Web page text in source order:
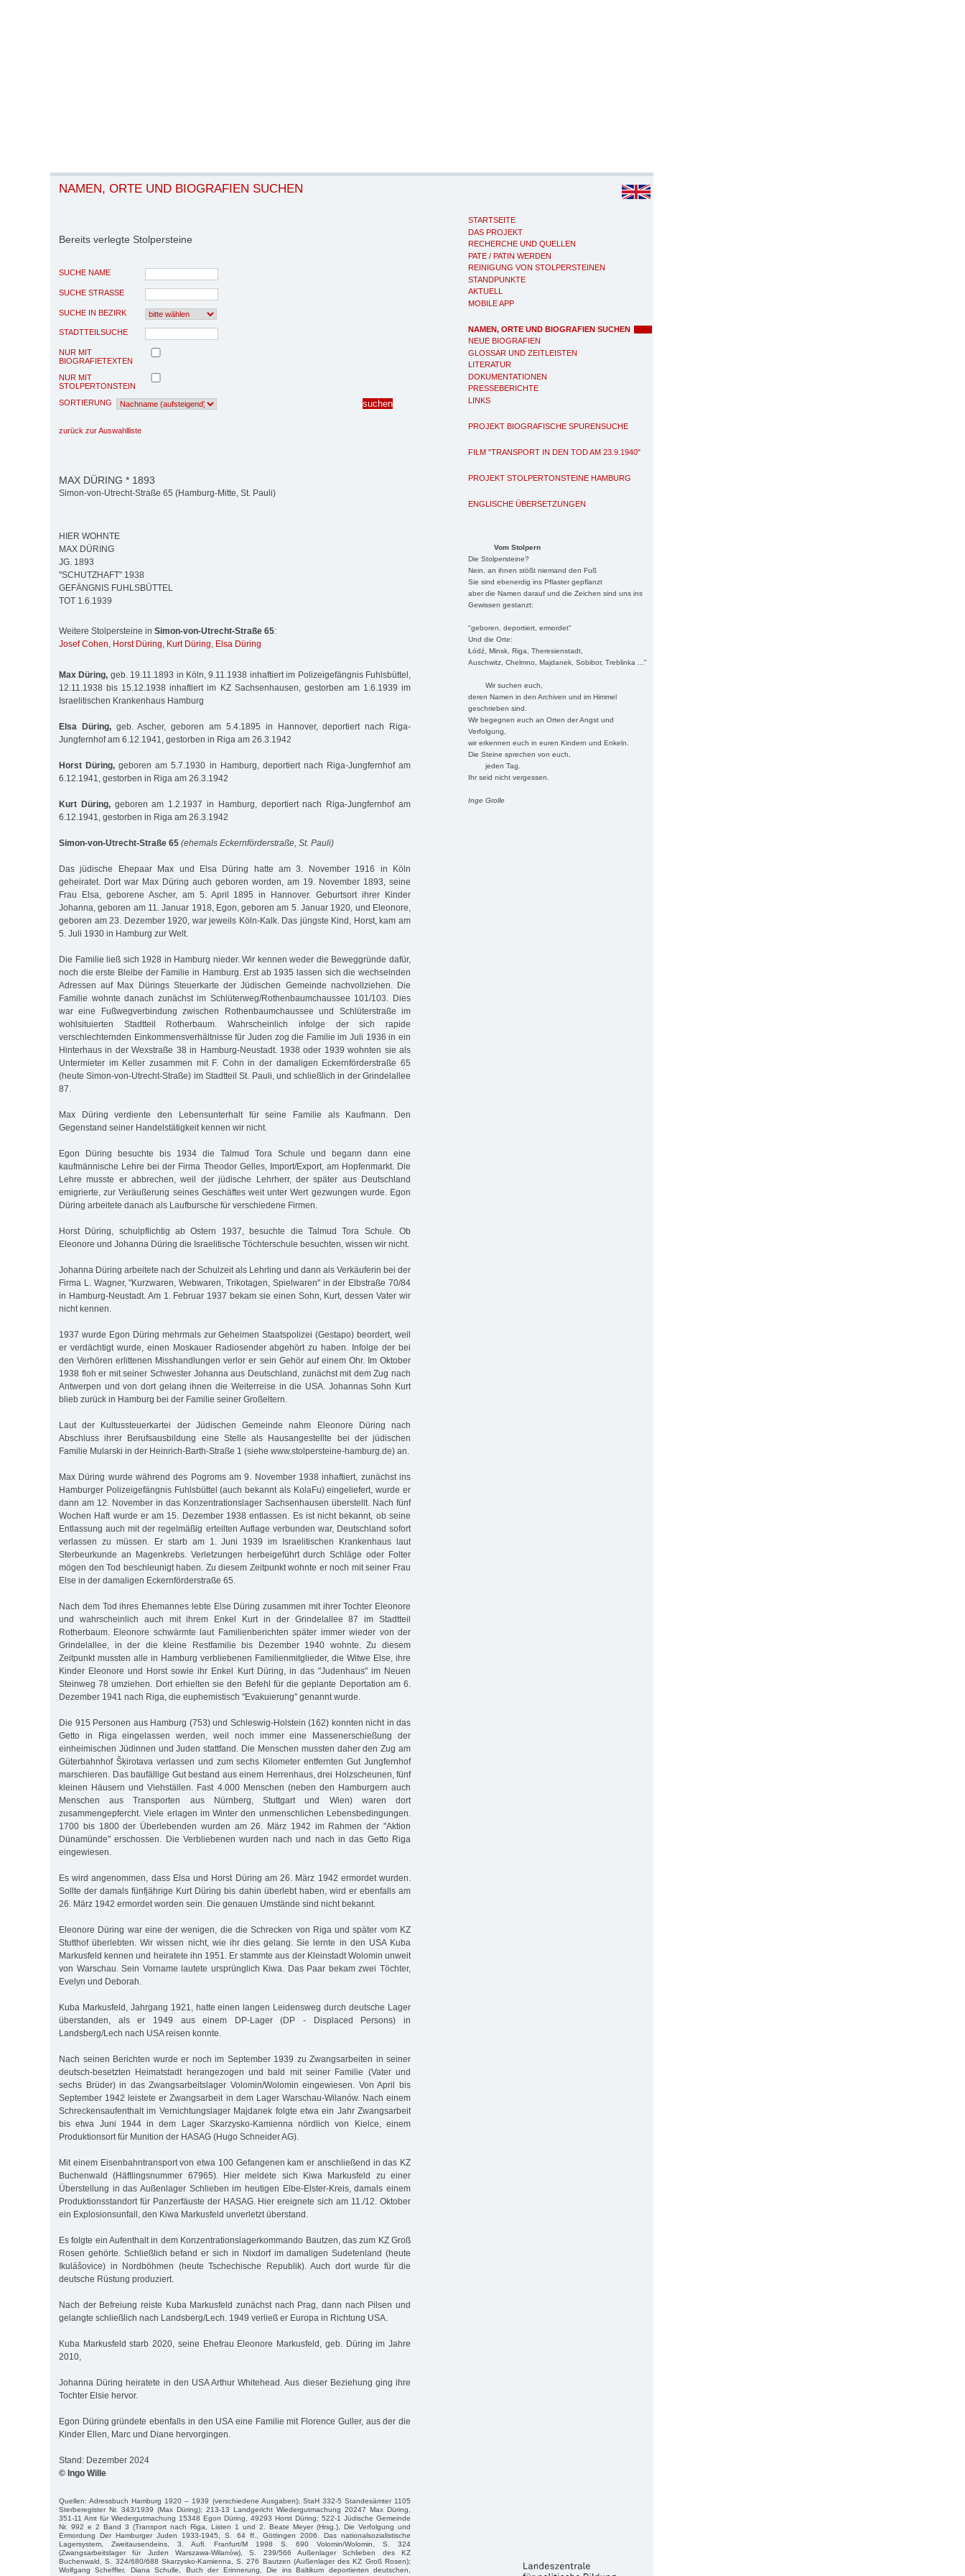
STARTSEITE
DAS PROJEKT
RECHERCHE UND QUELLEN
PATE / PATIN WERDEN
REINIGUNG VON STOLPERSTEINEN
STANDPUNKTE
AKTUELL
MOBILE APP
NAMEN, ORTE UND BIOGRAFIEN SUCHEN
NEUE BIOGRAFIEN
GLOSSAR UND ZEITLEISTEN
LITERATUR
DOKUMENTATIONEN
PRESSEBERICHTE
LINKS
PROJEKT BIOGRAFISCHE SPURENSUCHE
FILM "TRANSPORT IN DEN TOD AM 23.9.1940"
PROJEKT STOLPERTONSTEINE HAMBURG
ENGLISCHE ÜBERSETZUNGEN
Vom Stolpern
Die Stolpersteine?
Nein, an ihnen stößt niemand den Fuß
Sie sind ebenerdig ins Pflaster gepflanzt
aber die Namen darauf und die Zeichen sind uns ins
Gewissen gestanzt:
"geboren, deportiert, ermordet"
Und die Orte:
Łódź, Minsk, Riga, Theresienstadt,
Auschwitz, Chelmno, Majdanek, Sobibor, Treblinka ..."
Wir suchen euch,
deren Namen in den Archiven und im Himmel
geschrieben sind.
Wir begegnen euch an Orten der Angst und
Verfolgung,
wir erkennen euch in euren Kindern und Enkeln.
Die Steine sprechen von euch,
jeden Tag.
Ihr seid nicht vergessen.
Inge Grolle
NAMEN, ORTE UND BIOGRAFIEN SUCHEN
Bereits verlegte Stolpersteine
SUCHE NAME
SUCHE STRASSE
SUCHE IN BEZIRK
STADTTEILSUCHE
NUR MIT
BIOGRAFIETEXTEN
NUR MIT
STOLPERTONSTEIN
SORTIERUNG
zurück zur Auswahlliste
MAX DÜRING * 1893
Simon-von-Utrecht-Straße 65 (Hamburg-Mitte, St. Pauli)
HIER WOHNTE
MAX DÜRING
JG. 1893
"SCHUTZHAFT" 1938
GEFÄNGNIS FUHLSBÜTTEL
TOT 1.6.1939
Weitere Stolpersteine in Simon-von-Utrecht-Straße 65:
Josef Cohen, Horst Düring, Kurt Düring, Elsa Düring
Max Düring, geb. 19.11.1893 in Köln, 9.11.1938 inhaftiert im Polizeigefängnis Fuhlsbüttel,
12.11.1938 bis 15.12.1938 inhaftiert im KZ Sachsenhausen, gestorben am 1.6.1939 im
Israelitischen Krankenhaus Hamburg
Elsa Düring,geb. Ascher, geboren am 5.4.1895 in Hannover, deportiert nach Riga-
Jungfernhof am 6.12.1941, gestorben in Riga am 26.3.1942
Horst Düring, geboren am 5.7.1930 in Hamburg, deportiert nach Riga-Jungfernhof am
6.12.1941, gestorben in Riga am 26.3.1942
Kurt Düring,geboren am 1.2.1937 in Hamburg, deportiert nach Riga-Jungfernhof am
6.12.1941, gestorben in Riga am 26.3.1942
Simon-von-Utrecht-Straße 65 (ehemals Eckernförderstraße, St. Pauli)
Das jüdische Ehepaar Max und Elsa Düring hatte am 3. November 1916 in Köln
geheiratet. Dort war Max Düring auch geboren worden, am 19. November 1893, seine
Frau Elsa, geborene Ascher, am 5. April 1895 in Hannover. Geburtsort ihrer Kinder
Johanna, geboren am 11. Januar 1918, Egon, geboren am 5. Januar 1920, und Eleonore,
geboren am 23. Dezember 1920, war jeweils Köln-Kalk. Das jüngste Kind, Horst, kam am
5. Juli 1930 in Hamburg zur Welt.
Die Familie ließ sich 1928 in Hamburg nieder. Wir kennen weder die Beweggründe dafür,
noch die erste Bleibe der Familie in Hamburg. Erst ab 1935 lassen sich die wechselnden
Adressen auf Max Dürings Steuerkarte der Jüdischen Gemeinde nachvollziehen. Die
Familie wohnte danach zunächst im Schlüterweg/Rothenbaumchaussee 101/103. Dies
war eine Fußwegverbindung zwischen Rothenbaumchaussee und Schlüterstraße im
wohlsituierten Stadtteil Rotherbaum. Wahrscheinlich infolge der sich rapide
verschlechternden Einkommensverhältnisse für Juden zog die Familie im Juli 1936 in ein
Hinterhaus in der Wexstraße 38 in Hamburg-Neustadt. 1938 oder 1939 wohnten sie als
Untermieter im Keller zusammen mit F. Cohn in der damaligen Eckernförderstraße 65
(heute Simon-von-Utrecht-Straße) im Stadtteil St. Pauli, und schließlich in der Grindelallee
87.
Max Düring verdiente den Lebensunterhalt für seine Familie als Kaufmann. Den
Gegenstand seiner Handelstätigkeit kennen wir nicht.
Egon Düring besuchte bis 1934 die Talmud Tora Schule und begann dann eine
kaufmännische Lehre bei der Firma Theodor Gelles, Import/Export, am Hopfenmarkt. Die
Lehre musste er abbrechen, weil der jüdische Lehrherr, der später aus Deutschland
emigrierte, zur Veräußerung seines Geschäftes weit unter Wert gezwungen wurde. Egon
Düring arbeitete danach als Laufbursche für verschiedene Firmen.
Horst Düring, schulpflichtig ab Ostern 1937, besuchte die Talmud Tora Schule. Ob
Eleonore und Johanna Düring die Israelitische Töchterschule besuchten, wissen wir nicht.
Johanna Düring arbeitete nach der Schulzeit als Lehrling und dann als Verkäuferin bei der
Firma L. Wagner, "Kurzwaren, Webwaren, Trikotagen, Spielwaren" in der Elbstraße 70/84
in Hamburg-Neustadt. Am 1. Februar 1937 bekam sie einen Sohn, Kurt, dessen Vater wir
nicht kennen.
1937 wurde Egon Düring mehrmals zur Geheimen Staatspolizei (Gestapo) beordert, weil
er verdächtigt wurde, einen Moskauer Radiosender abgehört zu haben. Infolge der bei
den Verhören erlittenen Misshandlungen verlor er sein Gehör auf einem Ohr. Im Oktober
1938 floh er mit seiner Schwester Johanna aus Deutschland, zunächst mit dem Zug nach
Antwerpen und von dort gelang ihnen die Weiterreise in die USA. Johannas Sohn Kurt
blieb zurück in Hamburg bei der Familie seiner Großeltern.
Laut der Kultussteuerkartei der Jüdischen Gemeinde nahm Eleonore Düring nach
Abschluss ihrer Berufsausbildung eine Stelle als Hausangestellte bei der jüdischen
Familie Mularski in der Heinrich-Barth-Straße 1 (siehe www.stolpersteine-hamburg.de) an.
Max Düring wurde während des Pogroms am 9. November 1938 inhaftiert, zunächst ins
Hamburger Polizeigefängnis Fuhlsbüttel (auch bekannt als KolaFu) eingeliefert, wurde er
dann am 12. November in das Konzentrationslager Sachsenhausen überstellt. Nach fünf
Wochen Haft wurde er am 15. Dezember 1938 entlassen. Es ist nicht bekannt, ob seine
Entlassung auch mit der regelmäßig erteilten Auflage verbunden war, Deutschland sofort
verlassen zu müssen. Er starb am 1. Juni 1939 im Israelitischen Krankenhaus laut
Sterbeurkunde an Magenkrebs. Verletzungen herbeigeführt durch Schläge oder Folter
mögen den Tod beschleunigt haben. Zu diesem Zeitpunkt wohnte er noch mit seiner Frau
Else in der damaligen Eckernförderstraße 65.
Nach dem Tod ihres Ehemannes lebte Else Düring zusammen mit ihrer Tochter Eleonore
und wahrscheinlich auch mit ihrem Enkel Kurt in der Grindelallee 87 im Stadtteil
Rotherbaum. Eleonore schwärmte laut Familienberichten später immer wieder von der
Grindelallee, in der die kleine Restfamilie bis Dezember 1940 wohnte. Zu diesem
Zeitpunkt mussten alle in Hamburg verbliebenen Familienmitglieder, die Witwe Else, ihre
Kinder Eleonore und Horst sowie ihr Enkel Kurt Düring, in das "Judenhaus" im Neuen
Steinweg 78 umziehen. Dort erhielten sie den Befehl für die geplante Deportation am 6.
Dezember 1941 nach Riga, die euphemistisch "Evakuierung" genannt wurde.
Die 915 Personen aus Hamburg (753) und Schleswig-Holstein (162) konnten nicht in das
Getto in Riga eingelassen werden, weil noch immer eine Massenerschießung der
einheimischen Jüdinnen und Juden stattfand. Die Menschen mussten daher den Zug am
Güterbahnhof Šķirotava verlassen und zum sechs Kilometer entfernten Gut Jungfernhof
marschieren. Das baufällige Gut bestand aus einem Herrenhaus, drei Holzscheunen, fünf
kleinen Häusern und Viehställen. Fast 4.000 Menschen (neben den Hamburgern auch
Menschen aus Transporten aus Nürnberg, Stuttgart und Wien) waren dort
zusammengepfercht. Viele erlagen im Winter den unmenschlichen Lebensbedingungen.
1700 bis 1800 der Überlebenden wurden am 26. März 1942 im Rahmen der "Aktion
Dünamünde" erschossen. Die Verbliebenen wurden nach und nach in das Getto Riga
eingewiesen.
Es wird angenommen, dass Elsa und Horst Düring am 26. März 1942 ermordet wurden.
Sollte der damals fünfjährige Kurt Düring bis dahin überlebt haben, wird er ebenfalls am
26. März 1942 ermordet worden sein. Die genauen Umstände sind nicht bekannt.
Eleonore Düring war eine der wenigen, die die Schrecken von Riga und später vom KZ
Stutthof überlebten. Wir wissen nicht, wie ihr dies gelang. Sie lernte in den USA Kuba
Markusfeld kennen und heiratete ihn 1951. Er stammte aus der Kleinstadt Wolomin unweit
von Warschau. Sein Vorname lautete ursprünglich Kiwa. Das Paar bekam zwei Töchter,
Evelyn und Deborah.
Kuba Markusfeld, Jahrgang 1921, hatte einen langen Leidensweg durch deutsche Lager
überstanden, als er 1949 aus einem DP-Lager (DP - Displaced Persons) in
Landsberg/Lech nach USA reisen konnte.
Nach seinen Berichten wurde er noch im September 1939 zu Zwangsarbeiten in seiner
deutsch-besetzten Heimatstadt herangezogen und bald mit seiner Familie (Vater und
sechs Brüder) in das Zwangsarbeitslager Volomin/Wolomin eingewiesen. Von April bis
September 1942 leistete er Zwangsarbeit in dem Lager Warschau-Wilanów. Nach einem
Schreckensaufenthalt im Vernichtungslager Majdanek folgte etwa ein Jahr Zwangsarbeit
bis etwa Juni 1944 in dem Lager Skarzysko-Kamienna nördlich von Kielce, einem
Produktionsort für Munition der HASAG (Hugo Schneider AG).
Mit einem Eisenbahntransport von etwa 100 Gefangenen kam er anschließend in das KZ
Buchenwald (Häftlingsnummer 67965). Hier meldete sich Kiwa Markusfeld zu einer
Überstellung in das Außenlager Schlieben im heutigen Elbe-Elster-Kreis, damals einem
Produktionsstandort für Panzerfäuste der HASAG. Hier ereignete sich am 11./12. Oktober
ein Explosionsunfall, den Kiwa Markusfeld unverletzt überstand.
Es folgte ein Aufenthalt in dem Konzentrationslagerkommando Bautzen, das zum KZ Groß
Rosen gehörte. Schließlich befand er sich in Nixdorf im damaligen Sudetenland (heute
Ikulášovice) in Nordböhmen (heute Tschechische Republik). Auch dort wurde für die
deutsche Rüstung produziert.
Nach der Befreiung reiste Kuba Markusfeld zunächst nach Prag, dann nach Pilsen und
gelangte schließlich nach Landsberg/Lech. 1949 verließ er Europa in Richtung USA.
Kuba Markusfeld starb 2020, seine Ehefrau Eleonore Markusfeld, geb. Düring im Jahre
2010,
Johanna Düring heiratete in den USA Arthur Whitehead. Aus dieser Beziehung ging ihre
Tochter Elsie hervor.
Egon Düring gründete ebenfalls in den USA eine Familie mit Florence Guller, aus der die
Kinder Ellen, Marc und Diane hervorgingen.
Stand: Dezember 2024
© Ingo Wille
Quellen: Adressbuch Hamburg 1920 – 1939 (verschiedene Ausgaben); StaH 332-5 Standesämter 1105
Sterberegister Nr. 343/1939 (Max Düring); 213-13 Landgericht Wiedergutmachung 20247 Max Düring,
351-11 Amt für Wiedergutmachung 15348 Egon Düring, 49293 Horst Düring; 522-1 Jüdische Gemeinde
Nr. 992 e 2 Band 3 (Transport nach Riga, Listen 1 und 2. Beate Meyer (Hrsg.), Die Verfolgung und
Ermordung Der Hamburger Juden 1933-1945, S. 64 ff., Göttingen 2006. Das nationalsozialistische
Lagersystem, Zweitausendeins, 3. Aufl. Franfurt/M 1998 S. 690 Volomin/Wolomin, S. 324
(Zwangsarbeitslager für Juden Warszawa-Wilanów), S. 239/566 Außenlager Schlieben des KZ
Buchenwald, S. 324/680/688 Skarzysko-Kamienna, S. 276 Bautzen (Außenlager des KZ Groß Rosen);
Wolfgang Scheffler, Diana Schulle, Buch der Erinnerung, Die ins Baltikum deportierten deutschen,